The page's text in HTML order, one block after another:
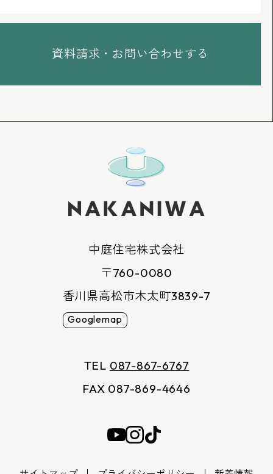
資料請求・お問い合わせする
中庭住宅株式会社
〒760-0080
香川県高松市木太町3839-7
Googlemap
TEL 087-867-6767
FAX 087-869-4646